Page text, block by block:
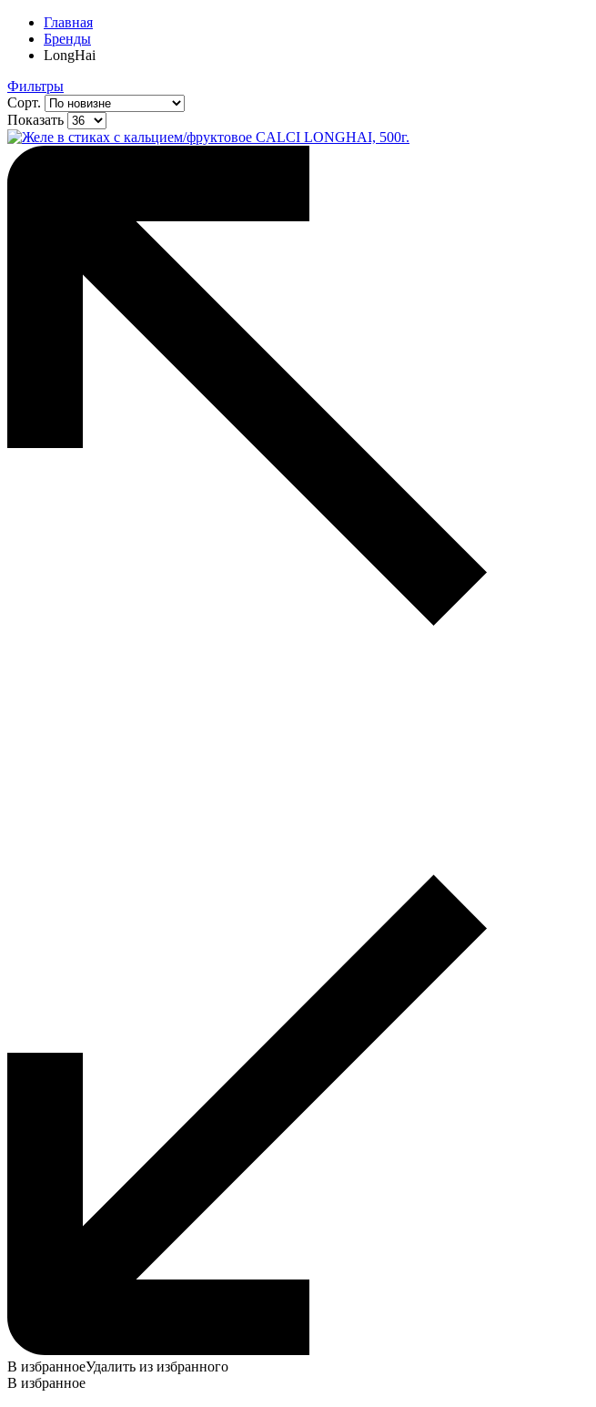
Главная
Бренды
LongHai
Фильтры
Сорт.
Показать
В избранноеУдалить из избранного
В избранное